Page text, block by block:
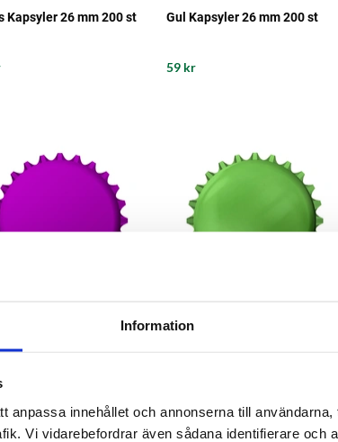
Information
anpassa innehållet och annonserna till
Vi vidarebefordrar även sådana identifierare och
Kapsyler 26 mm 200 st Gul Kapsyler 26 mm 200 st
59 kr
26 mm 200 st
59 kr